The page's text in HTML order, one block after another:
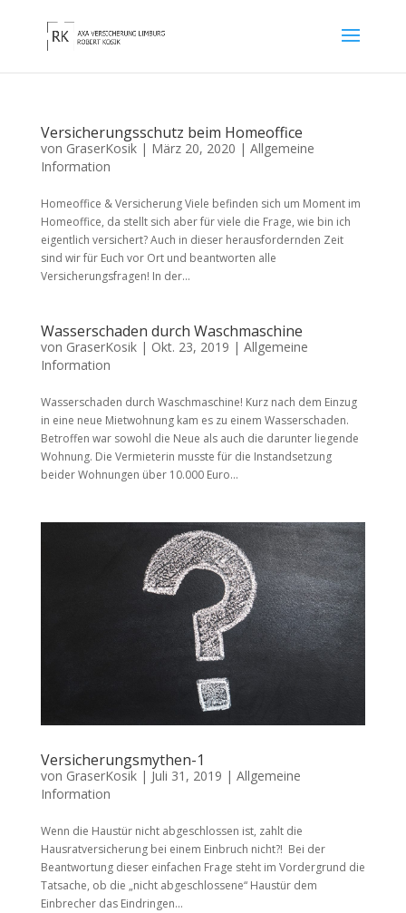
Versicherungsschutz beim Homeoffice
von GraserKosik| März 20, 2020 | Allgemeine
Information
Homeoffice & Versicherung Viele befinden sich um Moment im
Homeoffice, da stellt sich aber für viele die Frage, wie bin ich
eigentlich versichert? Auch in dieser herausfordernden Zeit
sind wir für Euch vor Ort und beantworten alle
Versicherungsfragen! In der...
Wasserschaden durch Waschmaschine
von GraserKosik| Okt. 23, 2019 | Allgemeine
Information
Wasserschaden durch Waschmaschine! Kurz nach dem Einzug
in eine neue Mietwohnung kam es zu einem Wasserschaden.
Betroffen war sowohl die Neue als auch die darunter liegende
Wohnung. Die Vermieterin musste für die Instandsetzung
beider Wohnungen über 10.000 Euro...
Versicherungsmythen-1
von GraserKosik| Juli 31, 2019 | Allgemeine
Information
Wenn die Haustür nicht abgeschlossen ist, zahlt die
Hausratversicherung bei einem Einbruch nicht?! Bei der
Beantwortung dieser einfachen Frage steht im Vordergrund die
Tatsache, ob die „nicht abgeschlossene“ Haustür dem
Einbrecher das Eindringen...